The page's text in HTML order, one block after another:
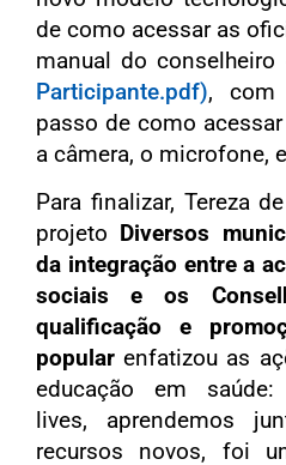
de como acessar as
manual do conselheiro
Participante.pdf), com
passo de como
a câmera, o microfone,
Para finalizar, Tereza
projeto Diversos
da integração entre a
sociais e os
qualificação e
popularenfatizou as
educação em saúde:
lives, aprendemos
recursos novos, foi